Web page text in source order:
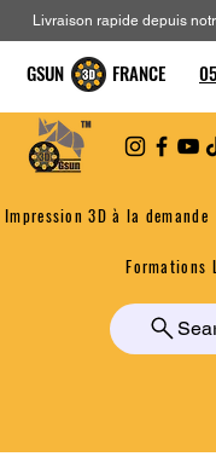
Impression 3D à la demande
Formations
Livraison rapide depuis
GSUN FRANCE